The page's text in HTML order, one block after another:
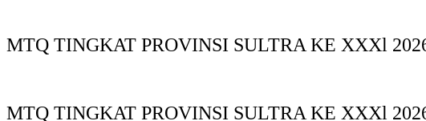
MTQ TINGKAT PROVINSI SULTRA KE XXXl
MTQ TINGKAT PROVINSI SULTRA KE XXXl